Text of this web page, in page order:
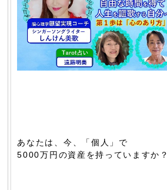
あなたは、今、「個人」で
5000万円の資産を持っていますか？